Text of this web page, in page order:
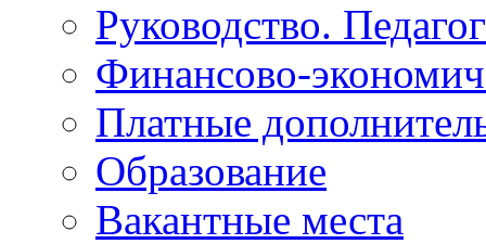
Руководство.
Финансово-
Платные
Образование
Вакантные места